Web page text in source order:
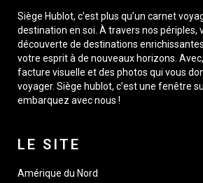
Siège Hublot, c’est plus qu’un carnet
destination en soi. À travers nos périples,
découverte de destinations
votre esprit à de nouveaux horizons.
facture visuelle et des photos qui vous
voyager. Siège hublot, c’est une fenêtre
embarquez avec nous !
LE SITE
Amérique du Nord